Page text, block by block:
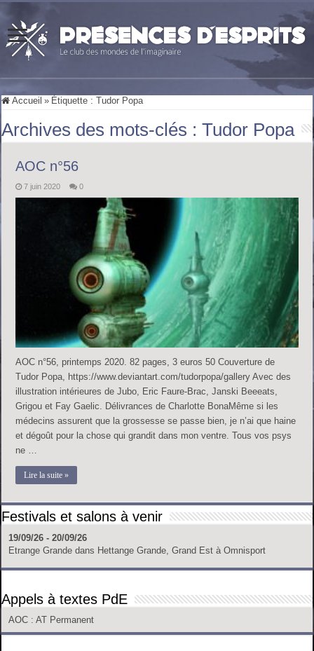
Accueil » Étiquette :Tudor Popa
Archives des mots-clés :Tudor Popa
AOC n°56
7 juin 2020 0
AOC n°56, printemps 2020. 82 pages, 3 euros 50 Couverture de
Tudor Popa, https://www.deviantart.com/tudorpopa/gallery Avec des
illustration intérieures de Jubo, Eric Faure-Brac, Janski Beeeats,
Grigou et Fay Gaelic. Délivrances de Charlotte BonaMême si les
médecins assurent que la grossesse se passe bien, je n’ai que haine
et dégoût pour la chose qui grandit dans mon ventre. Tous vos psys
ne …
Lire la suite »
Festivals et salons à venir
19/09/26 - 20/09/26
Etrange Grande dans Hettange Grande, Grand Est à Omnisport
Appels à textes PdE
AOC : AT Permanent